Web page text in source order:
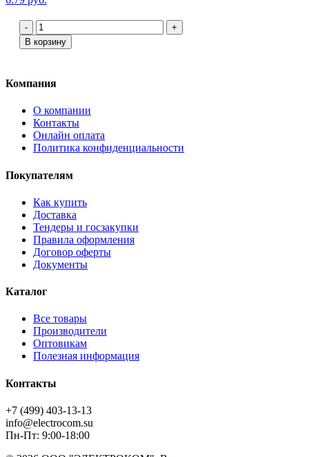
-
+
В корзину
Компания
О компании
Контакты
Онлайн оплата
Политика конфиденциальности
Покупателям
Как купить
Доставка
Тендеры и госзакупки
Правила оформления
Договор оферты
Документы
Каталог
Все товары
Производители
Оптовикам
Полезная информация
Контакты
+7 (499) 403-13-13
info@electrocom.su
Пн-Пт: 9:00-18:00